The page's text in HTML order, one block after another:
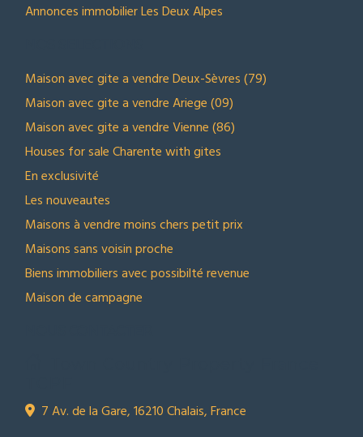
Annonces immobilier Les Deux Alpes
Maison avec gite a vendre Deux-Sèvres (79)
Maison avec gite a vendre Ariege (09)
Maison avec gite a vendre Vienne (86)
Houses for sale Charente with gites
En exclusivité
Les nouveautes
Maisons à vendre moins chers petit prix
Maisons sans voisin proche
Biens immobiliers avec possibilté revenue
Maison de campagne
7 Av. de la Gare, 16210 Chalais, France